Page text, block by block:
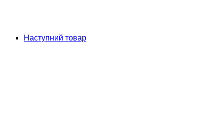
Наступний товар